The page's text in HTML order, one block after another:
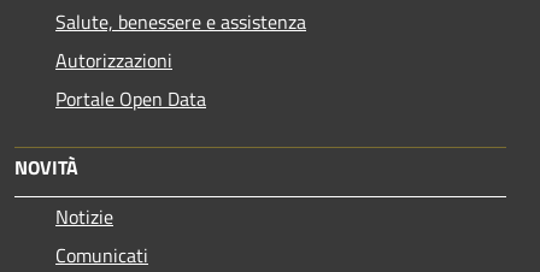
Salute, benessere e assistenza
Autorizzazioni
Portale Open Data
NOVITÀ
Notizie
Comunicati